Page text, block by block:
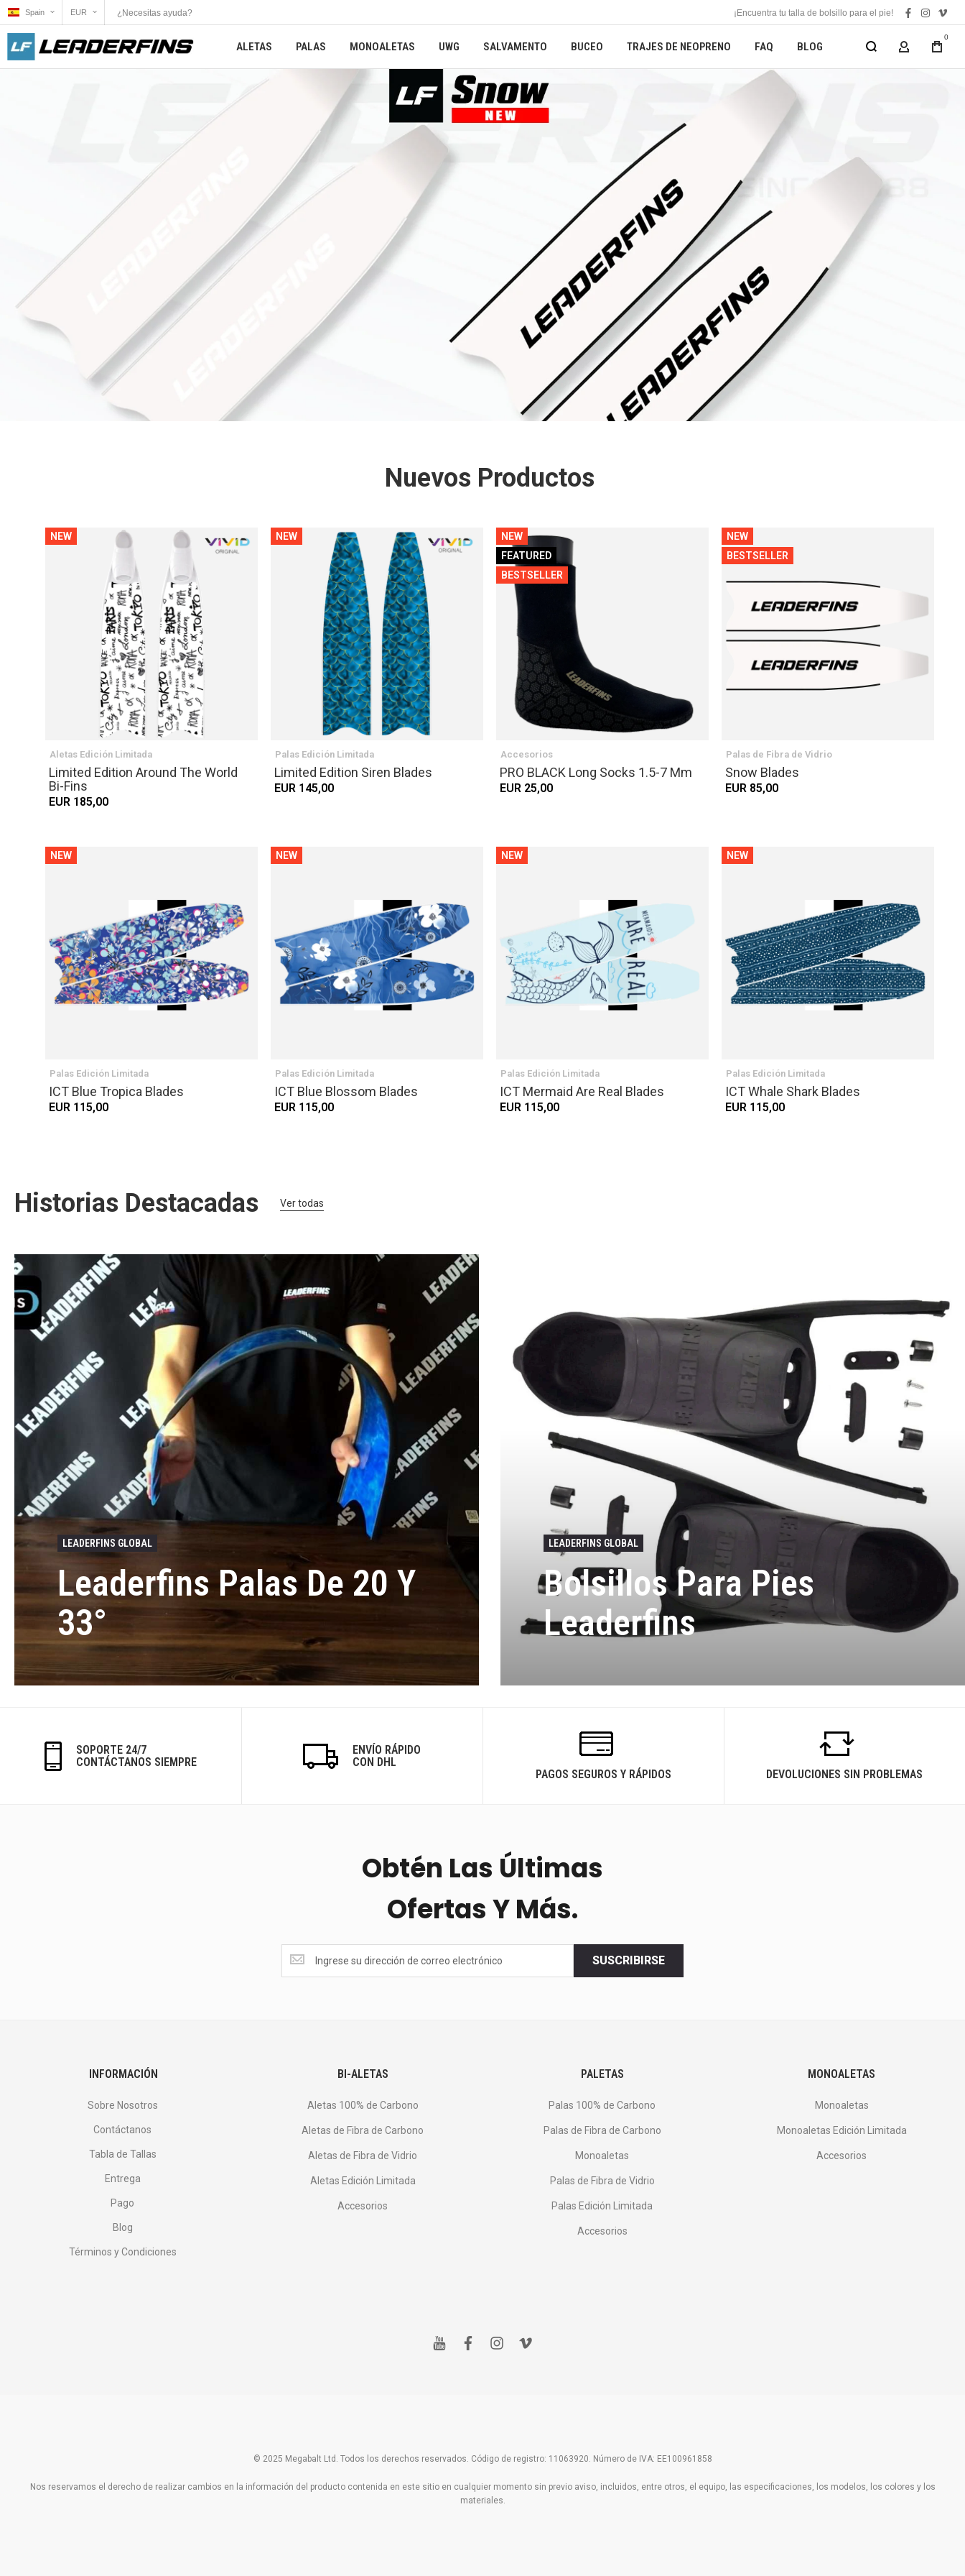
Spain EUR ¿Necesitas ayuda? ¡Encuentra tu talla de bolsillo para el pie!
facebook
ALETAS PALAS MONOALETAS UWG SALVAMENTO BUCEO TRAJES DE NEOPRENO FAQ BLOG MI CUENTA
0
Nuevos Productos
NEW
Aletas Edición Limitada
Limited Edition Around The World
Bi-Fins
EUR 185,00
NEW
Palas Edición Limitada
Limited Edition Siren Blades
EUR 145,00
NEW
FEATURED
BESTSELLER
Accesorios
PRO BLACK Long Socks 1.5-7 Mm
EUR 25,00
NEW
BESTSELLER
Palas de Fibra de Vidrio
Snow Blades
EUR 85,00
NEW
Palas Edición Limitada
ICT Blue Tropica Blades
EUR 115,00
NEW
Palas Edición Limitada
ICT Blue Blossom Blades
EUR 115,00
NEW
Palas Edición Limitada
ICT Mermaid Are Real Blades
EUR 115,00
NEW
Palas Edición Limitada
ICT Whale Shark Blades
EUR 115,00
Historias Destacadas Ver todas
LEADERFINS GLOBAL
Leaderfins Palas De 20 Y
33°
LEADERFINS GLOBAL
Bolsillos Para Pies
Leaderfins
SOPORTE 24/7
CONTÁCTANOS SIEMPRE
ENVÍO RÁPIDO
CON DHL
PAGOS SEGUROS Y RÁPIDOS
DEVOLUCIONES SIN PROBLEMAS
Obtén Las Últimas
Ofertas Y Más.
las
últimas
SUSCRIBIRSE
INFORMACIÓN
Sobre Nosotros
Contáctanos
Tabla de Tallas
Entrega
Pago
Blog
Términos y Condiciones
BI-ALETAS
Aletas 100% de Carbono
Aletas de Fibra de Carbono
Aletas de Fibra de Vidrio
Aletas Edición Limitada
Accesorios
PALETAS
Palas 100% de Carbono
Palas de Fibra de Carbono
Monoaletas
Palas de Fibra de Vidrio
Palas Edición Limitada
Accesorios
MONOALETAS
Monoaletas
Monoaletas Edición Limitada
Accesorios
y f i v
© 2025 Megabalt Ltd. Todos los derechos reservados. Código de registro: 11063920. Número de IVA: EE100961858
Nos reservamos el derecho de realizar cambios en la información del producto contenida en este sitio en cualquier momento sin previo aviso, incluidos, entre otros, el equipo, las especificaciones, los modelos, los colores y los
materiales.